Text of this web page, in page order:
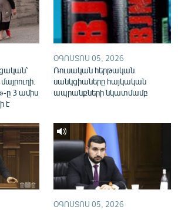
ը 3 ամիս
է
ՕԳՈՍՏՈՍ 05, 2026
Ռուսական հերթական
սանկցիաները հայկական
ապրանքների նկատմամբ
ՕԳՈՍՏՈՍ 05, 2026